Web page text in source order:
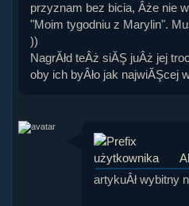
przyznam bez bicia, Âże nie
"Moim tygodniu z Marylin".
))
NagrĂłd teÂż siĂŞ juÂż jej
oby ich byÂło jak najwiĂŞcej
artykuÂł wybitny